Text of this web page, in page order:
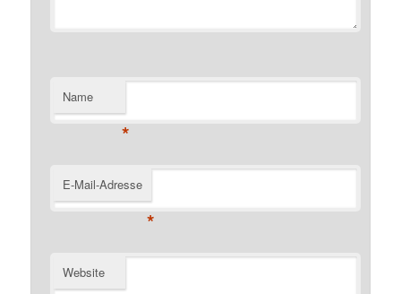
Name
*
E-Mail-Adresse
*
Website